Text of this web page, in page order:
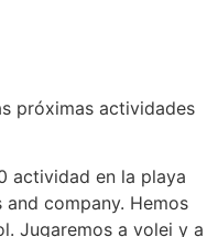
próximas actividades
actividad en la playa
and company. Hemos
Jugaremos a volei y a